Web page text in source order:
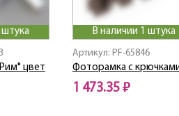
штука
цвет
В наличии 1 штука
Артикул: PF-65846
Фоторамка с
1 473.35 ₽